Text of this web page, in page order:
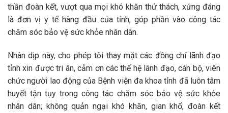
thần đoàn kết, vượt qua mọi khó khăn thử thách, xứng đáng
là đơn vị y tế hàng đầu của tỉnh, góp phần vào công tác
chăm sóc bảo vệ sức khỏe nhân dân.
Nhân dịp này, cho phép tôi thay mặt các đồng chí lãnh đạo
tỉnh xin được tri ân, cảm ơn các thế hệ lãnh đạo, cán bộ, viên
chức người lao động của Bệnh viện đa khoa tỉnh đã luôn tâm
huyết tận tụy trong công tác chăm sóc bảo vệ sức khỏe
nhân dân; không quản ngại khó khăn, gian khổ, đoàn kết